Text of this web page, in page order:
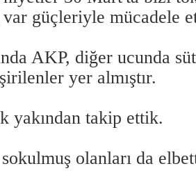
var güçleriyle mücadele
AKP, diğer ucunda
yer almıştır.
yakından takip ettik.
olanları da